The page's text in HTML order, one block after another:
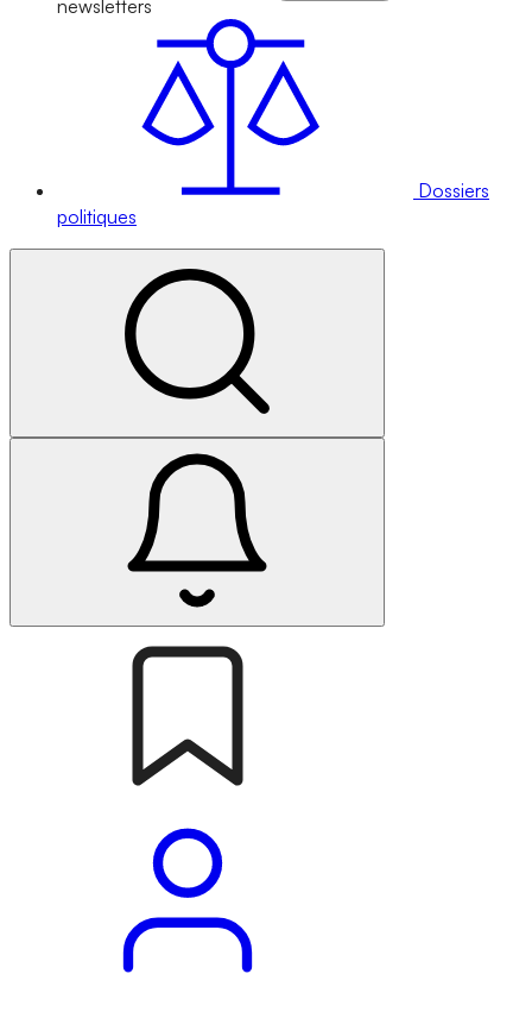
newsletters
Dossiers
politiques